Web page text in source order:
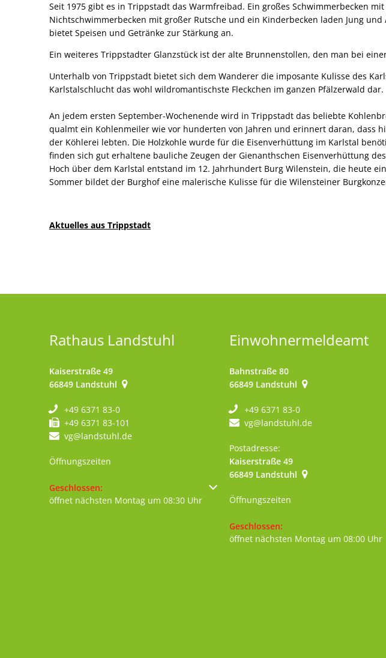
Seit 1975 gibt es in Trippstadt das Warmfreibad. Ein großes Schwimmerbecken
Nichtschwimmerbecken mit großer Rutsche und ein Kinderbecken laden Jung und
bietet Speisen und Getränke zur Stärkung an.
Ein weiteres Trippstadter Glanzstück ist der alte Brunnenstollen, den man bei
Unterhalb von Trippstadt bietet sich dem Wanderer die imposante Kulisse des
Karlstalschlucht das wohl wildromantischste Fleckchen im ganzen Pfälzerwald dar.
An jedem ersten September-Wochenende wird in Trippstadt das beliebte
qualmt ein Kohlenmeiler wie vor hunderten von Jahren und erinnert daran, dass
der Köhlerei lebten. Die Holzkohle wurde für die Eisenverhüttung im Karlstal
finden sich gut erhaltene bauliche Zeugen der Gienanthschen Eisenverhüttung
Hoch über dem Karlstal entstand im 12. Jahrhundert Burg Wilenstein, die heute
Sommer bildet der Burghof eine malerische Kulisse für die Wilensteiner
Aktuelles aus Trippstadt
Rathaus Landstuhl
Kaiserstraße 49
66849 Landstuhl
+49 6371 83-0
+49 6371 83-101
vg@landstuhl.de
Öffnungszeiten
Klicken, um weitere Öffnungs- oder Schließzeiten auszublenden
Geschlossen:
öffnet nächsten Montag um 08:30 Uhr
Einwohnermeldeamt
Bahnstraße 80
66849 Landstuhl
+49 6371 83-0
vg@landstuhl.de
Postadresse:
Kaiserstraße 49
66849 Landstuhl
Öffnungszeiten
Klicken, um weitere Öffnungs- oder
Geschlossen:
öffnet nächsten Montag um 08:00 Uhr